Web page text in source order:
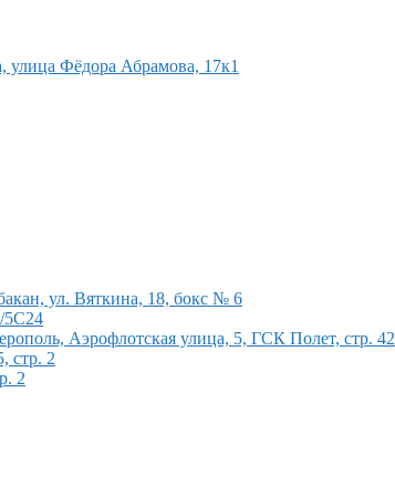
улица Фёдора Абрамова, 17к1
ул. Вяткина, 18, бокс № 6
5С24
Аэрофлотская улица, 5, ГСК Полет, стр.
стр. 2
2